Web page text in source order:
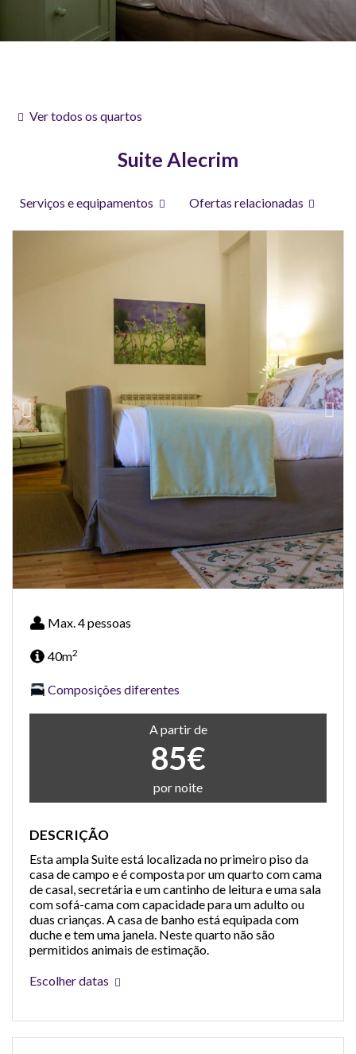
Ver todos os quartos
Suite Alecrim
Serviços e equipamentos Ofertas relacionadas
Max. 4 pessoas
40m2
Composições diferentes
A partir de
85€
por noite
DESCRIÇÃO
Esta ampla Suite está localizada no primeiro piso da
casa de campo e é composta por um quarto com cama
de casal, secretária e um cantinho de leitura e uma sala
com sofá-cama com capacidade para um adulto ou
duas crianças. A casa de banho está equipada com
duche e tem uma janela. Neste quarto não são
permitidos animais de estimação.
Escolher datas